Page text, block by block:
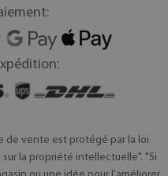
de vente est protégé par la loi
la propriété intellectuelle". "Si